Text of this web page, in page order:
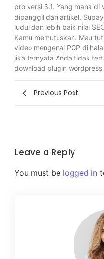
pro versi 3.1. Yang mana
dipanggil dari artikel.
judul dan lebih baik nilai
Kamu memutuskan. Mau
video mengenai PGP di
jika ternyata Anda tidak
download plugin wordpress
Previous Post
Leave a Reply
You must be logged in